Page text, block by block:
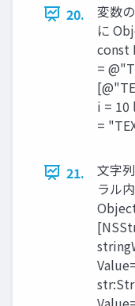
20.
変数
に
const
=
i = 10
=
21.
文字
ラル